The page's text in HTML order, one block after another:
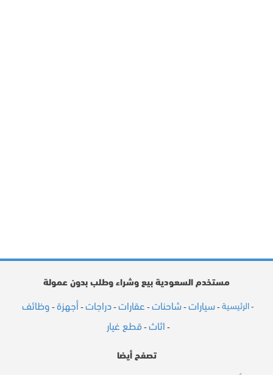
مستخدم السعودية بيع وشراء وطلب بدون عمولة
- الرئيسية - سيارات - شاحنات - عقارات - دراجات - أجهزة - وظائف
- اثاث -قطع غيار
تصفح أيضا